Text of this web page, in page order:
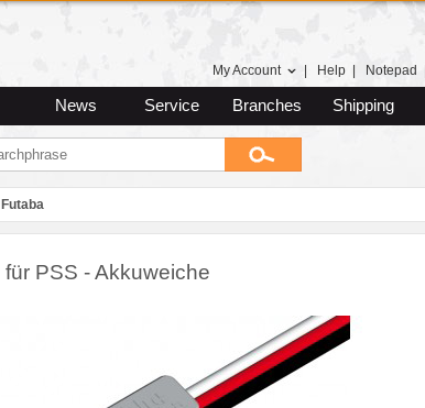
My Account Help Notepad
News Service Branches Shipping
Futaba
PSS - Akkuweiche